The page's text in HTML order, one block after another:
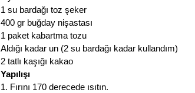
1 su bardağı toz şeker
400 gr buğday nişastası
1 paket kabartma tozu
Aldığı kadar un (2 su bardağı kadar kullandım)
2 tatlı kaşığı kakao
Yapılışı
1. Fırını 170 derecede ısıtın.